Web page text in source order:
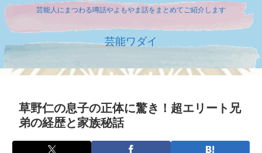
芸能人にまつわる噂話やよもやま話をまとめてご紹介します
芸能ワダイ
草野仁の息子の正体に驚き！超エリート兄
弟の経歴と家族秘話